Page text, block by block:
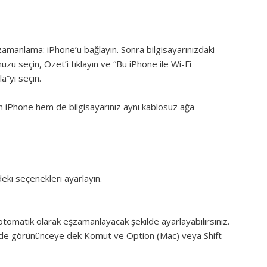
iPhone’u bağlayın. Sonra bilgisayarınızdaki
seçin, Özet’i tıklayın ve “Bu iPhone ile Wi-Fi
seçin.
iPhone hem de bilgisayarınız aynı kablosuz ağa
seçenekleri ayarlayın.
olarak eşzamanlayacak şekilde ayarlayabilirsiniz.
görününceye dek Komut ve Option (Mac) veya Shift